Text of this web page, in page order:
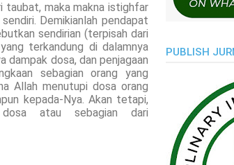
maka makna istighfar
Demikianlah pendapat
sendirian (terpisah dari
terkandung di dalamnya
dampak dosa, dan penjagaan
sebagian orang yang
Allah menutupi dosa orang
kepada-Nya. Akan tetapi,
atau sebagian dari
PUBLISH